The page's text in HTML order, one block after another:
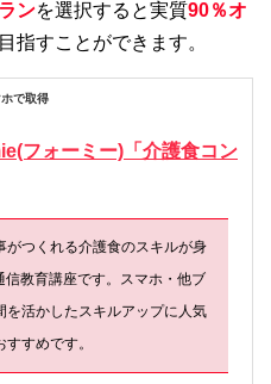
ンを選択すると実質90％オ
指すことができます。
で取得
フォーミー)「介護食コン
がつくれる介護食のスキルが身
教育講座です。スマホ・他ブ
を活かしたスキルアップに人気
すすめです。